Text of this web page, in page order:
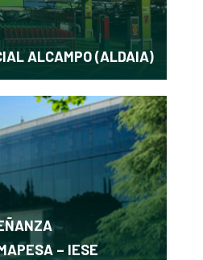
ALCAMPO (ALDAIA)
– IESE